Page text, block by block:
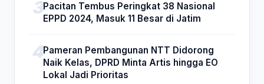
Pacitan Tembus Peringkat 38 Nasional
EPPD 2024, Masuk 11 Besar di Jatim
Pameran Pembangunan NTT Didorong
Naik Kelas, DPRD Minta Artis hingga EO
Lokal Jadi Prioritas